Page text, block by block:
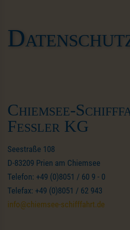
Chiemsee-
Feßler KG
Seestraße 108
D-83209 Prien am Chiemsee
Telefon: +49 (0)8051 / 60 9 - 0
Telefax: +49 (0)8051 / 62 943
info@chiemsee-schifffahrt.de